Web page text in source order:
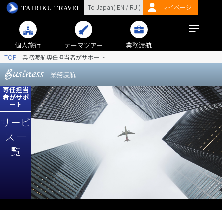
TAIRIKU TRAVEL To Japan( EN / RU ) マイページ
個人旅行 テーマツアー 業務渡航
TOP 業務渡航専任担当者がサポート
Business
業務渡航
専任担当
者がサポ
ート
サービ
ス 一
覧